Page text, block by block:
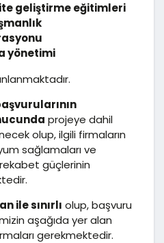
geliştirme eğitimleri
yönetimi
projeye dahil
olup, ilgili firmaların
sağlamaları ve
güçlerinin
ile sınırlı olup, başvuru
aşağıda yer alan
gerekmektedir.